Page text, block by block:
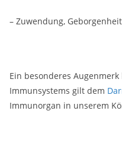
– Zuwendung, Geborgenheit
Ein besonderes
Immunsystems gilt dem
Immunorgan in unserem